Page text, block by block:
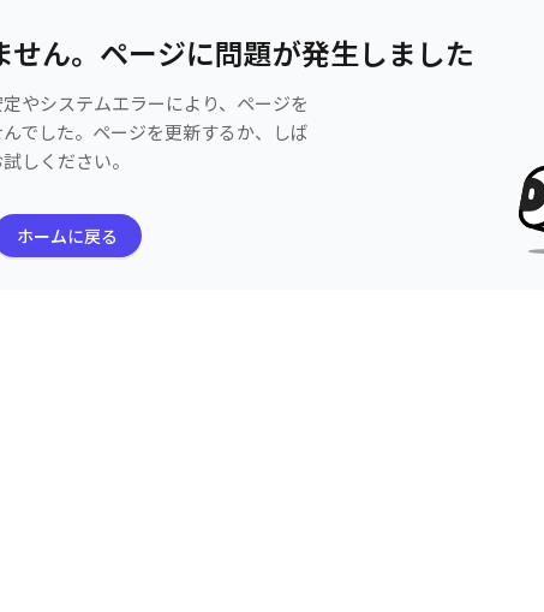
せん。ページに問題が発生しました
やシステムエラーにより、ページを
でした。ページを更新するか、しば
しください。
ホームに戻る